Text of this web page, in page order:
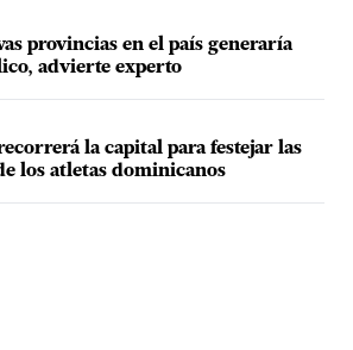
provincias en el país generaría
advierte experto
la capital para festejar las
los atletas dominicanos